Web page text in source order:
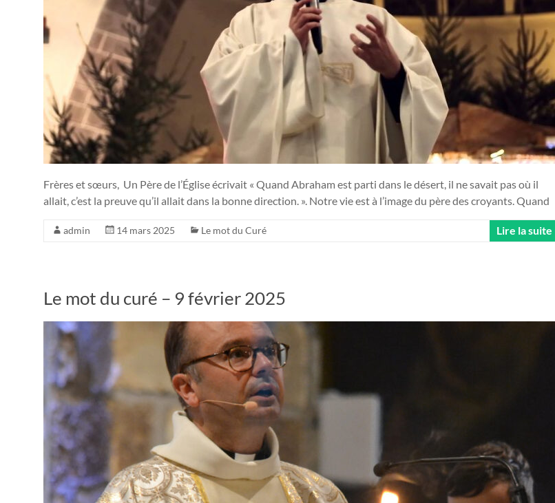
Frères et sœurs, Un Père de l’Église écrivait « Quand Abraham est parti dans le désert, il ne savait pas où il
allait, c’est la preuve qu’il allait dans la bonne direction. ». Notre vie est à l’image du père des croyants. Quand
admin 14 mars 2025 Le mot du Curé Lire la suite
Le mot du curé – 9 février 2025